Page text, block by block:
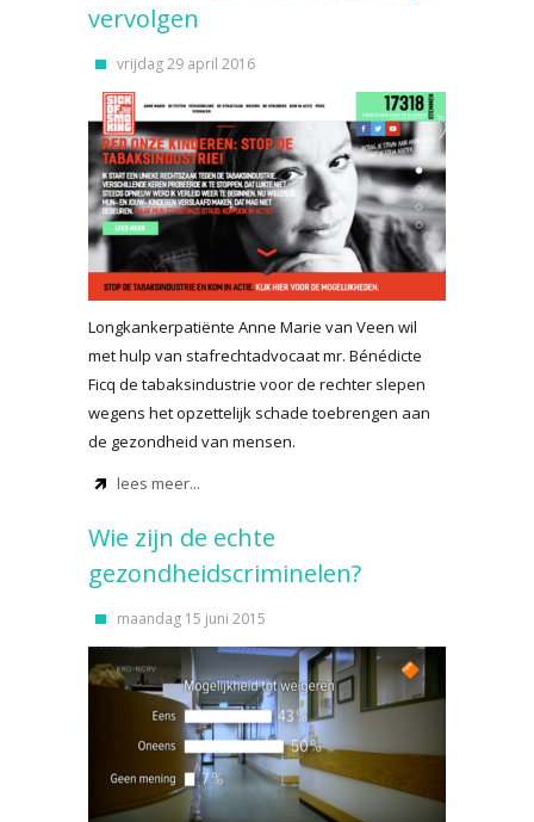
vervolgen
vrijdag 29 april 2016
Longkankerpatiënte Anne Marie van Veen wil
met hulp van stafrechtadvocaat mr. Bénédicte
Ficq de tabaksindustrie voor de rechter slepen
wegens het opzettelijk schade toebrengen aan
de gezondheid van mensen.
lees meer...
Wie zijn de echte
gezondheidscriminelen?
maandag 15 juni 2015